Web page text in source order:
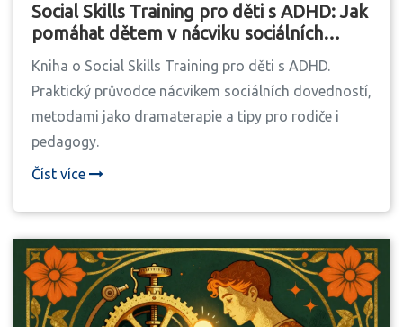
Social Skills Training pro děti s ADHD: Jak
pomáhat dětem v nácviku sociálních
dovedností
Kniha o Social Skills Training pro děti s ADHD.
Praktický průvodce nácvikem sociálních dovedností,
metodami jako dramaterapie a tipy pro rodiče i
pedagogy.
Číst více